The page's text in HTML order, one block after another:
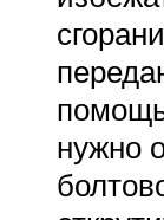
нужно